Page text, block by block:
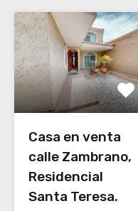
Casa en venta
calle Zambrano,
Residencial
Santa Teresa.